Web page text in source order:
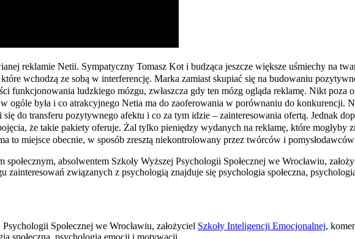
reklamie Netii. Sympatyczny Tomasz Kot i budząca jeszcze większe uśmiechy na
wchodzą ze sobą w interferencję. Marka zamiast skupiać się na budowaniu
funkcjonowania ludzkiego mózgu, zwłaszcza gdy ten mózg ogląda reklamę. Nikt poza
ogóle była i co atrakcyjnego Netia ma do zaoferowania w porównaniu do konkurencji.
do transferu pozytywnego afektu i co za tym idzie – zainteresowania ofertą. Jednak
że takie pakiety oferuje. Żal tylko pieniędzy wydanych na reklamę, które
to miejsce obecnie, w sposób zresztą niekontrolowany przez twórców i
społecznym, absolwentem Szkoły Wyższej Psychologii Społecznej we Wrocławiu,
zainteresowań związanych z psychologią znajduje się psychologia społeczna,
Społecznej we Wrocławiu, założyciel Szkoły Inteligencji Emocjonalnej,
społeczna, psychologia emocji i motywacji.